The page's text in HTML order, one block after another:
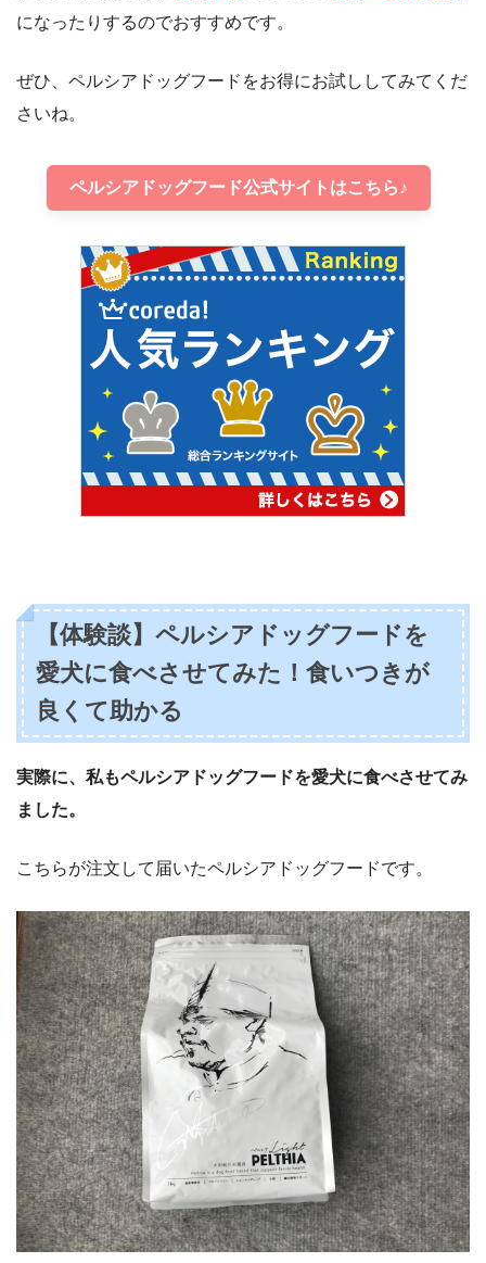
になったりするのでおすすめです。
ぜひ、ペルシアドッグフードをお得にお試ししてみてくだ
さいね。
ペルシアドッグフード公式サイトはこちら♪
【体験談】ペルシアドッグフードを
愛犬に食べさせてみた！食いつきが
良くて助かる
実際に、私もペルシアドッグフードを愛犬に食べさせてみ
ました。
こちらが注文して届いたペルシアドッグフードです。